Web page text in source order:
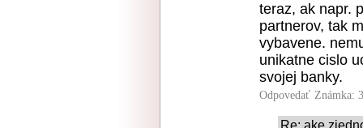
teraz, ak napr.
partnerov, tak
vybavene.
unikatne cislo
svojej banky.
Odpovedať Známka:
Re: ake